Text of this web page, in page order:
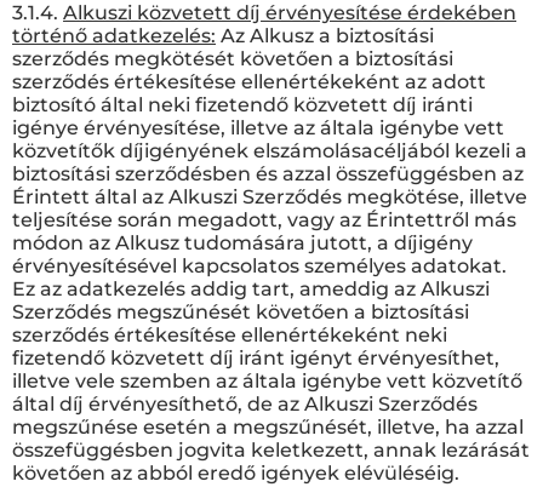
3.1.4. Alkuszi közvetett díj érvényesítése érdekében
történő adatkezelés: Az Alkusz a biztosítási
szerződés megkötését követően a biztosítási
szerződés értékesítése ellenértékeként az adott
biztosító által neki fizetendő közvetett díj iránti
igénye érvényesítése, illetve az általa igénybe vett
közvetítők díjigényének elszámolásacéljából kezeli a
biztosítási szerződésben és azzal összefüggésben az
Érintett által az Alkuszi Szerződés megkötése, illetve
teljesítése során megadott, vagy az Érintettről más
módon az Alkusz tudomására jutott, a díjigény
érvényesítésével kapcsolatos személyes adatokat.
Ez az adatkezelés addig tart, ameddig az Alkuszi
Szerződés megszűnését követően a biztosítási
szerződés értékesítése ellenértékeként neki
fizetendő közvetett díj iránt igényt érvényesíthet,
illetve vele szemben az általa igénybe vett közvetítő
által díj érvényesíthető, de az Alkuszi Szerződés
megszűnése esetén a megszűnését, illetve, ha azzal
összefüggésben jogvita keletkezett, annak lezárását
követően az abból eredő igények elévüléséig.